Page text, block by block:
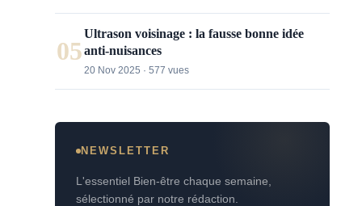
05
Ultrason voisinage : la fausse bonne idée
anti-nuisances
20 Nov 2025 · 577 vues
NEWSLETTER
L'essentiel Bien-être chaque semaine,
sélectionné par notre rédaction.